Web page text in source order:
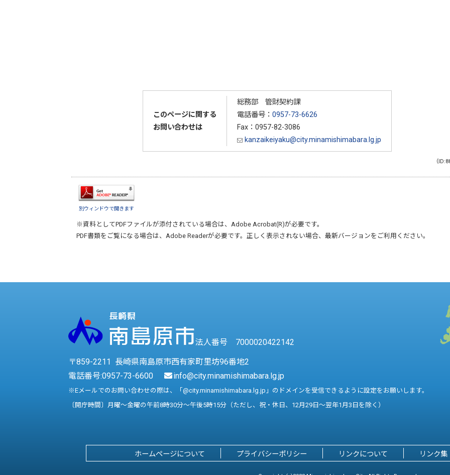
このページに関する
お問い合わせは
総務部 管財契約課
電話番号： 0957-73-6626
Fax：0957-82-3086
kanzaikeiyaku@city.minamishimabara.lg.jp
（
別ウィンドウで開きます
※資料としてPDFファイルが添付されている場合は、 Adobe Acrobat(R)が必要です。
PDF書類をご覧になる場合は、 Adobe Readerが必要です。正しく表示されない場合、最新バージョンをご利用ください。
法人番号 7000020422142
〒859-2211 長崎県南島原市西有家町里坊96番地2
電話番号:0957-73-6600 info@city.minamishimabara.lg.jp
※Eメールでのお問い合わせの際は、「@city.minamishimabara.lg.jp」のドメインを受信できるように設定をお願いします。
〔開庁時間〕月曜～金曜の午前8時30分～午後5時15分（ただし、祝・休日、12月29日～翌年1月3日を除く）
ホームページについて プライバシーポリシー リンクについて リンク集